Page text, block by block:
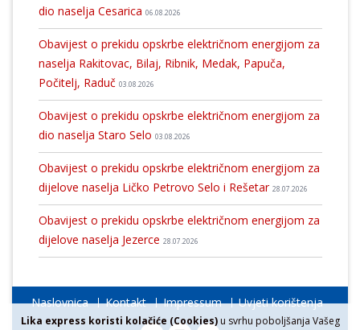
Lika express koristi kolačiće (Cookies)u svrhu poboljšanja Vašeg
dio naselja Cesarica 06.08.2026
Obavijest o prekidu opskrbe električnom energijom za
naselja Rakitovac, Bilaj, Ribnik, Medak, Papuča,
Počitelj, Raduč 03.08.2026
Obavijest o prekidu opskrbe električnom energijom za
dio naselja Staro Selo 03.08.2026
Obavijest o prekidu opskrbe električnom energijom za
dijelove naselja Ličko Petrovo Selo i Rešetar 28.07.2026
Obavijest o prekidu opskrbe električnom energijom za
dijelove naselja Jezerce 28.07.2026
Naslovnica Kontakt Impressum Uvjeti korištenja